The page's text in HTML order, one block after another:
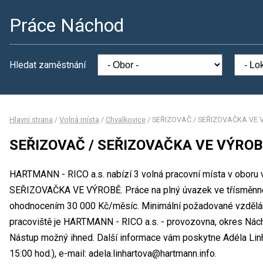
Práce Náchod
Hledat zaměstnání
Hlavní strana / Volná místa / Chvalkovice / SEŘIZOVAČ / SEŘIZOVAČKA VE
SEŘIZOVAČ / SEŘIZOVAČKA VE
HARTMANN - RICO a.s. nabízí 3 volná pracovní místa v
SEŘIZOVAČKA VE VÝROBĚ. Práce na plný úvazek ve
ohodnocením 30 000 Kč/měsíc. Minimální požadované
pracoviště je HARTMANN - RICO a.s. - provozovna, okres
Nástup možný ihned. Další informace vám poskytne Adéla
15:00 hod.), e-mail: adela.linhartova@hartmann.info.